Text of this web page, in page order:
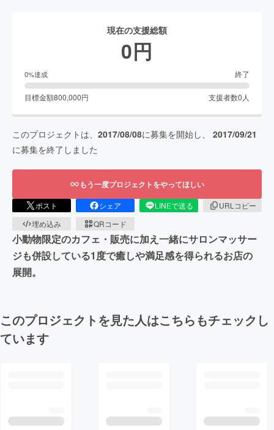
現在の支援総額
0円
0%達成 終了
目標金額800,000円 支援者数0 人
このプロジェクトは、 2017/08/08に募集を開始し、 2017/09/21
に募集を終了しました
もう一度プロジェクトをやってほしい
ポスト シェア LINEで送る
URLコピー
埋め込み
QRコード
小動物限定のカフェ・販売に加え一緒にサロンマッサー
ジも併設している1度で癒しや満足感を得られるお店の
展開。
このプロジェクトを見た人はこちらもチェックし
ています